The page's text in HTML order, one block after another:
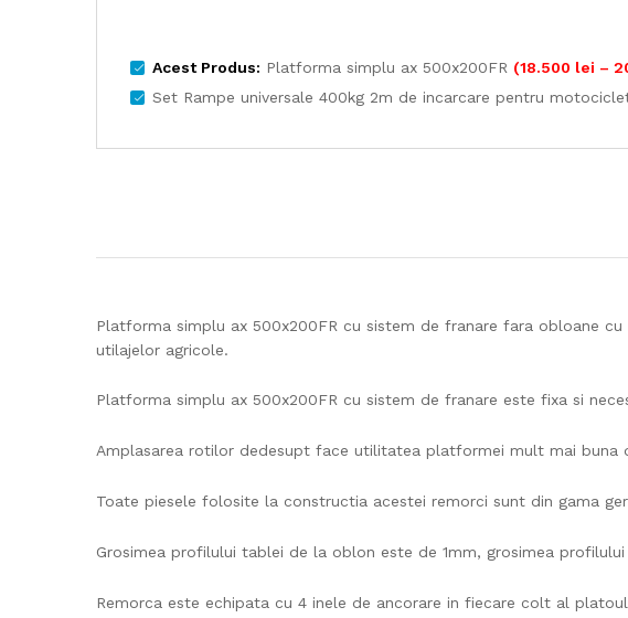
Acest Produs: Platforma simplu ax 500x200FR (18.500 lei –
Set Rampe universale 400kg 2m de incarcare pentru
Platforma simplu ax 500x200FR cu sistem de franare fara obloane
utilajelor agricole.
Platforma simplu ax 500x200FR cu sistem de franare este fixa si
Amplasarea rotilor dedesupt face utilitatea platformei mult mai
Toate piesele folosite la constructia acestei remorci sunt din gama
Grosimea profilului tablei de la oblon este de 1mm, grosimea
Remorca este echipata cu 4 inele de ancorare in fiecare colt al